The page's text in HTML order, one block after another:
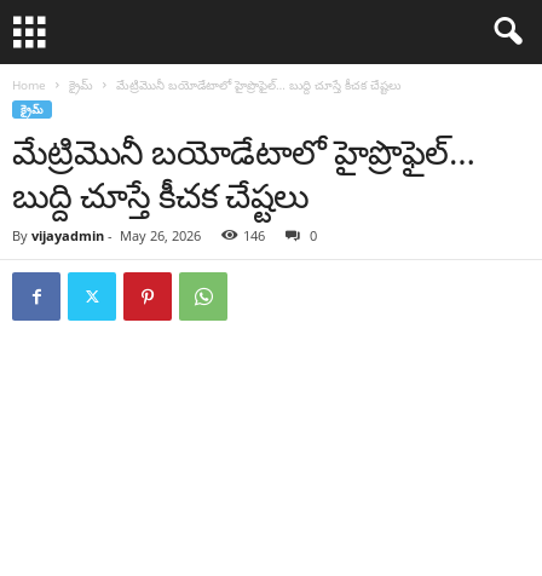
Home క్రైమ్ మేట్రిమొనీ బయోడేటాలో హైప్రొఫైల్‌… బుద్ది చూస్తే కీచక చేష్టలు
క్రైమ్
మేట్రిమొనీ బయోడేటాలో హైప్రొఫైల్‌…
బుద్ది చూస్తే కీచక చేష్టలు
By vijayadmin - May 26, 2026 146 0